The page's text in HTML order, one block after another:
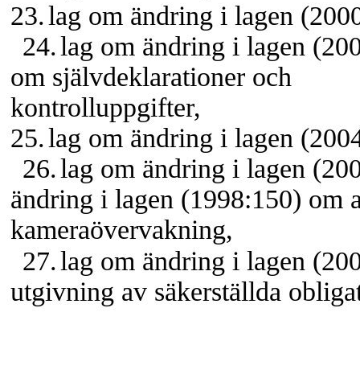
23.lag om ändring i lagen
24.lag om ändring i lagen
om självdeklarationer och
kontrolluppgifter,
25.lag om ändring i lagen
26.lag om ändring i lagen
ändring i lagen (1998:150) om
kameraövervakning,
27.lag om ändring i lagen
utgivning av säkerställda